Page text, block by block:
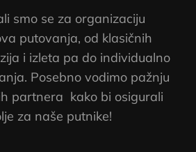
smo se za organizaciju
putovanja, od klasičnih
i izleta pa do individualno
Posebno vodimo pažnju
partnera kako bi osigurali
za naše putnike!